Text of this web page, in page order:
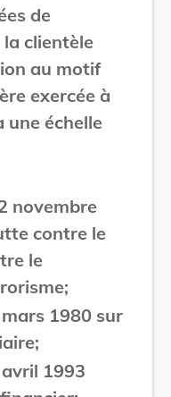
de
la clientèle
au motif
exercée à
une échelle
novembre
contre le
le
1980 sur
1993